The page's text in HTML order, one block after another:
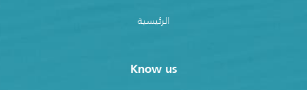
الرئيسية
Know us